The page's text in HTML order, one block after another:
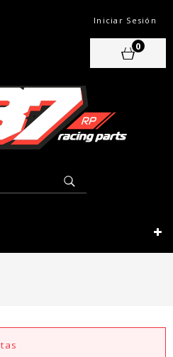
Iniciar Sesión
0